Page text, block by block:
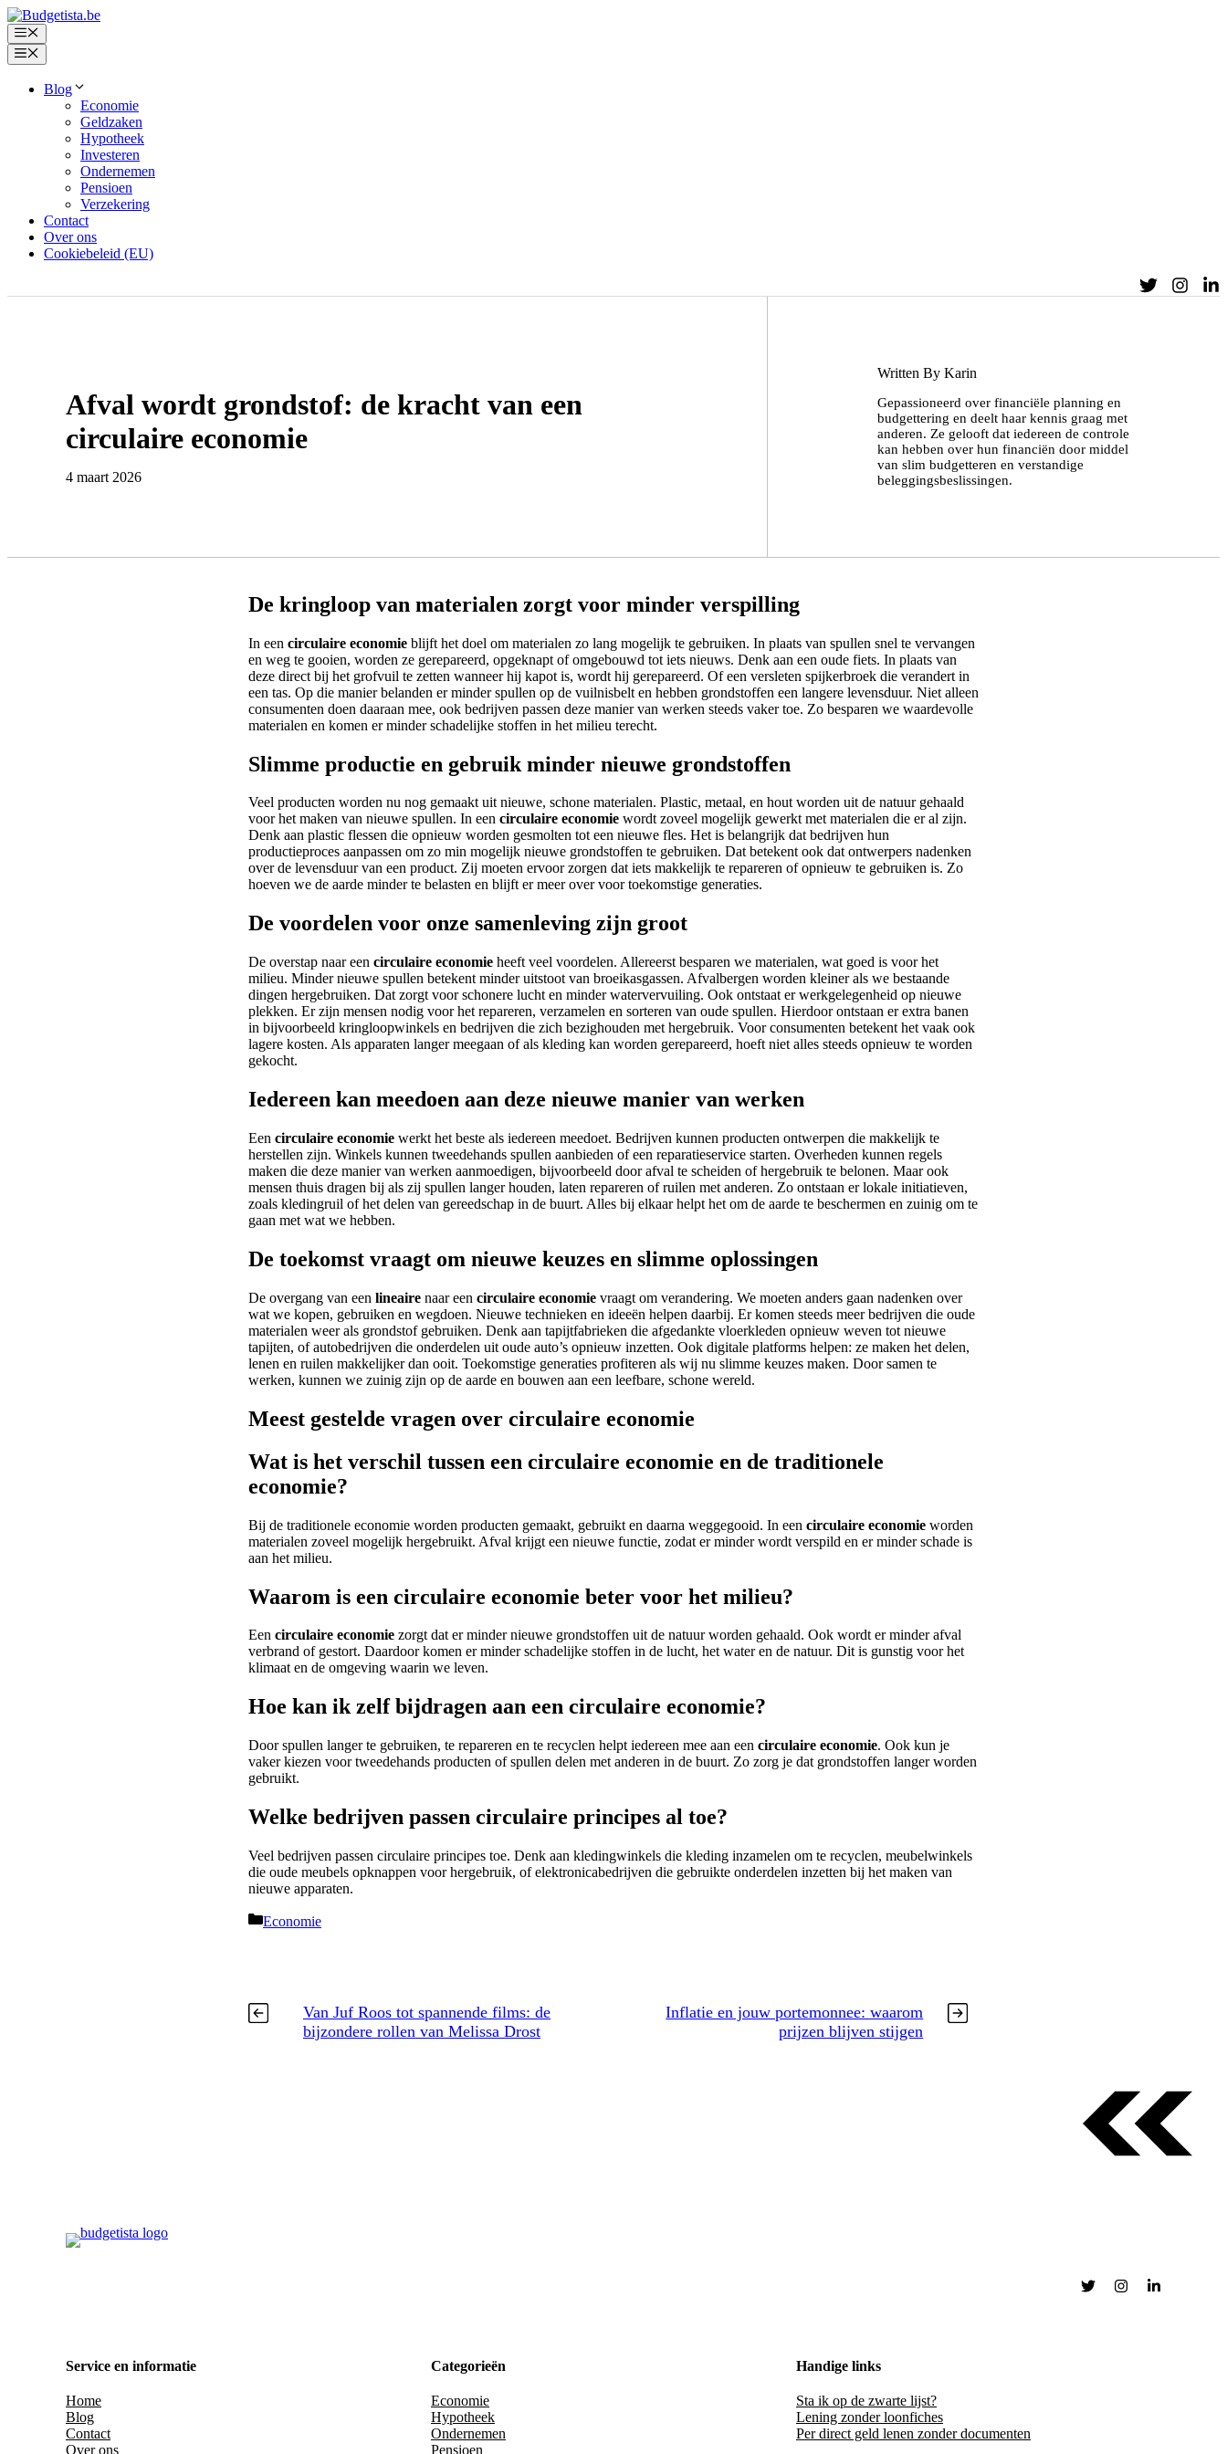
Spring
naar
de
inhoud
Menu
Menu
Blog
Economie
Geldzaken
Hypotheek
Investeren
Ondernemen
Pensioen
Verzekering
Contact
Over ons
Cookiebeleid (EU)
Afval wordt grondstof: de kracht van een
circulaire economie
4 maart 2026
Written By Karin
Gepassioneerd over financiële planning en
budgettering en deelt haar kennis graag met
anderen. Ze gelooft dat iedereen de controle
kan hebben over hun financiën door middel
van slim budgetteren en verstandige
beleggingsbeslissingen.
De kringloop van materialen zorgt voor minder verspilling
In een circulaire economie blijft het doel om materialen zo lang mogelijk te gebruiken. In plaats van spullen snel te vervangen
en weg te gooien, worden ze gerepareerd, opgeknapt of omgebouwd tot iets nieuws. Denk aan een oude fiets. In plaats van
deze direct bij het grofvuil te zetten wanneer hij kapot is, wordt hij gerepareerd. Of een versleten spijkerbroek die verandert in
een tas. Op die manier belanden er minder spullen op de vuilnisbelt en hebben grondstoffen een langere levensduur. Niet alleen
consumenten doen daaraan mee, ook bedrijven passen deze manier van werken steeds vaker toe. Zo besparen we waardevolle
materialen en komen er minder schadelijke stoffen in het milieu terecht.
Slimme productie en gebruik minder nieuwe grondstoffen
Veel producten worden nu nog gemaakt uit nieuwe, schone materialen. Plastic, metaal, en hout worden uit de natuur gehaald
voor het maken van nieuwe spullen. In een circulaire economie wordt zoveel mogelijk gewerkt met materialen die er al zijn.
Denk aan plastic flessen die opnieuw worden gesmolten tot een nieuwe fles. Het is belangrijk dat bedrijven hun
productieproces aanpassen om zo min mogelijk nieuwe grondstoffen te gebruiken. Dat betekent ook dat ontwerpers nadenken
over de levensduur van een product. Zij moeten ervoor zorgen dat iets makkelijk te repareren of opnieuw te gebruiken is. Zo
hoeven we de aarde minder te belasten en blijft er meer over voor toekomstige generaties.
De voordelen voor onze samenleving zijn groot
De overstap naar een circulaire economie heeft veel voordelen. Allereerst besparen we materialen, wat goed is voor het
milieu. Minder nieuwe spullen betekent minder uitstoot van broeikasgassen. Afvalbergen worden kleiner als we bestaande
dingen hergebruiken. Dat zorgt voor schonere lucht en minder watervervuiling. Ook ontstaat er werkgelegenheid op nieuwe
plekken. Er zijn mensen nodig voor het repareren, verzamelen en sorteren van oude spullen. Hierdoor ontstaan er extra banen
in bijvoorbeeld kringloopwinkels en bedrijven die zich bezighouden met hergebruik. Voor consumenten betekent het vaak ook
lagere kosten. Als apparaten langer meegaan of als kleding kan worden gerepareerd, hoeft niet alles steeds opnieuw te worden
gekocht.
Iedereen kan meedoen aan deze nieuwe manier van werken
Een circulaire economie werkt het beste als iedereen meedoet. Bedrijven kunnen producten ontwerpen die makkelijk te
herstellen zijn. Winkels kunnen tweedehands spullen aanbieden of een reparatieservice starten. Overheden kunnen regels
maken die deze manier van werken aanmoedigen, bijvoorbeeld door afval te scheiden of hergebruik te belonen. Maar ook
mensen thuis dragen bij als zij spullen langer houden, laten repareren of ruilen met anderen. Zo ontstaan er lokale initiatieven,
zoals kledingruil of het delen van gereedschap in de buurt. Alles bij elkaar helpt het om de aarde te beschermen en zuinig om te
gaan met wat we hebben.
De toekomst vraagt om nieuwe keuzes en slimme oplossingen
De overgang van een lineaire naar een circulaire economie vraagt om verandering. We moeten anders gaan nadenken over
wat we kopen, gebruiken en wegdoen. Nieuwe technieken en ideeën helpen daarbij. Er komen steeds meer bedrijven die oude
materialen weer als grondstof gebruiken. Denk aan tapijtfabrieken die afgedankte vloerkleden opnieuw weven tot nieuwe
tapijten, of autobedrijven die onderdelen uit oude auto’s opnieuw inzetten. Ook digitale platforms helpen: ze maken het delen,
lenen en ruilen makkelijker dan ooit. Toekomstige generaties profiteren als wij nu slimme keuzes maken. Door samen te
werken, kunnen we zuinig zijn op de aarde en bouwen aan een leefbare, schone wereld.
Meest gestelde vragen over circulaire economie
Wat is het verschil tussen een circulaire economie en de traditionele
economie?
Bij de traditionele economie worden producten gemaakt, gebruikt en daarna weggegooid. In een circulaire economie worden
materialen zoveel mogelijk hergebruikt. Afval krijgt een nieuwe functie, zodat er minder wordt verspild en er minder schade is
aan het milieu.
Waarom is een circulaire economie beter voor het milieu?
Een circulaire economie zorgt dat er minder nieuwe grondstoffen uit de natuur worden gehaald. Ook wordt er minder afval
verbrand of gestort. Daardoor komen er minder schadelijke stoffen in de lucht, het water en de natuur. Dit is gunstig voor het
klimaat en de omgeving waarin we leven.
Hoe kan ik zelf bijdragen aan een circulaire economie?
Door spullen langer te gebruiken, te repareren en te recyclen helpt iedereen mee aan een circulaire economie. Ook kun je
vaker kiezen voor tweedehands producten of spullen delen met anderen in de buurt. Zo zorg je dat grondstoffen langer worden
gebruikt.
Welke bedrijven passen circulaire principes al toe?
Veel bedrijven passen circulaire principes toe. Denk aan kledingwinkels die kleding inzamelen om te recyclen, meubelwinkels
die oude meubels opknappen voor hergebruik, of elektronicabedrijven die gebruikte onderdelen inzetten bij het maken van
nieuwe apparaten.
Categorieën
Economie
Van Juf Roos tot spannende films: de
bijzondere rollen van Melissa Drost
Inflatie en jouw portemonnee: waarom
prijzen blijven stijgen
Service en informatie
Home
Blog
Contact
Over ons
Categorieën
Economie
Hypotheek
Ondernemen
Pensioen
Handige links
Sta ik op de zwarte lijst?
Lening zonder loonfiches
Per direct geld lenen zonder documenten